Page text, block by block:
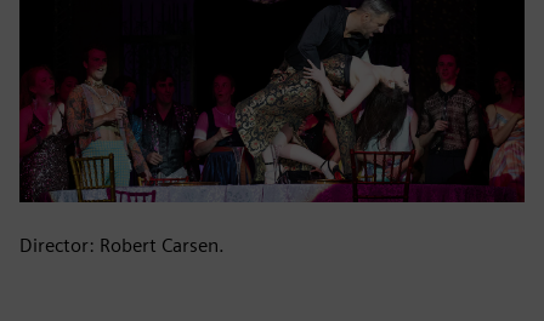
Director: Robert Carsen.